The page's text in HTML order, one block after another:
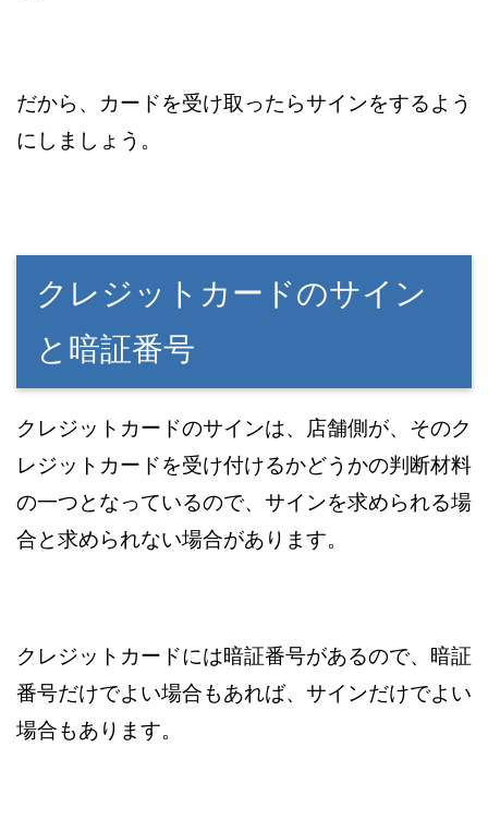
だから、カードを受け取ったらサインをするよう
にしましょう。
クレジットカードのサイン
と暗証番号
クレジットカードのサインは、店舗側が、そのク
レジットカードを受け付けるかどうかの判断材料
の一つとなっているので、サインを求められる場
合と求められない場合があります。
クレジットカードには暗証番号があるので、暗証
番号だけでよい場合もあれば、サインだけでよい
場合もあります。